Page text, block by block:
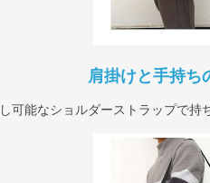
肩掛けと手持ち
可能なショルダーストラップで持